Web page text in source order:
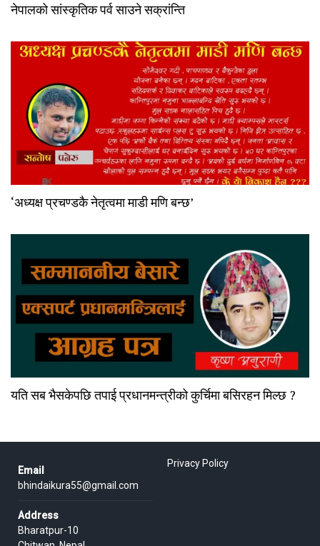
नेपालको सांस्कृतिक पर्व साउने सक्रांन्ति
‘अध्यक्ष प्रचण्डकै नेतृत्वमा माडी मणि बन्छ’
यति सब भैसकेपछि तपाई प्रधानमन्त्रीको कुर्चिमा बसिरहन मिल्छ ?
Email
bhindaikura55@gmail.com
Address
Bharatpur-10
Privacy Policy